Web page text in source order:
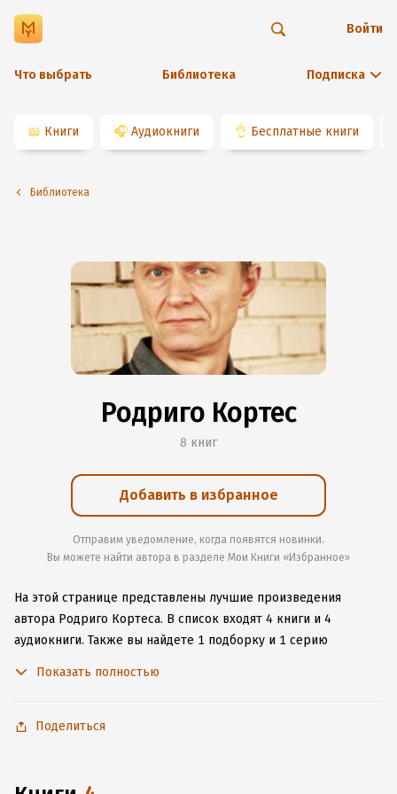
Что выбрать Библиотека Подписка
Войти
📖 Книги 🎧 Аудиокниги 👌 Бесплатные книги
Библиотека
Родриго Кортес
8 книг
Добавить в избранное
Отправим уведомление, когда появятся новинки.
Вы можете найти автора в разделе Мои Книги «Избранное»
На этой странице представлены лучшие произведения
автора Родриго Кортеса. В список входят 4 книги и 4
аудиокниги. Также вы найдете 1 подборку и 1 серию
приложение для iOS или Android, чтобы не расставаться
Показать полностью
Поделиться